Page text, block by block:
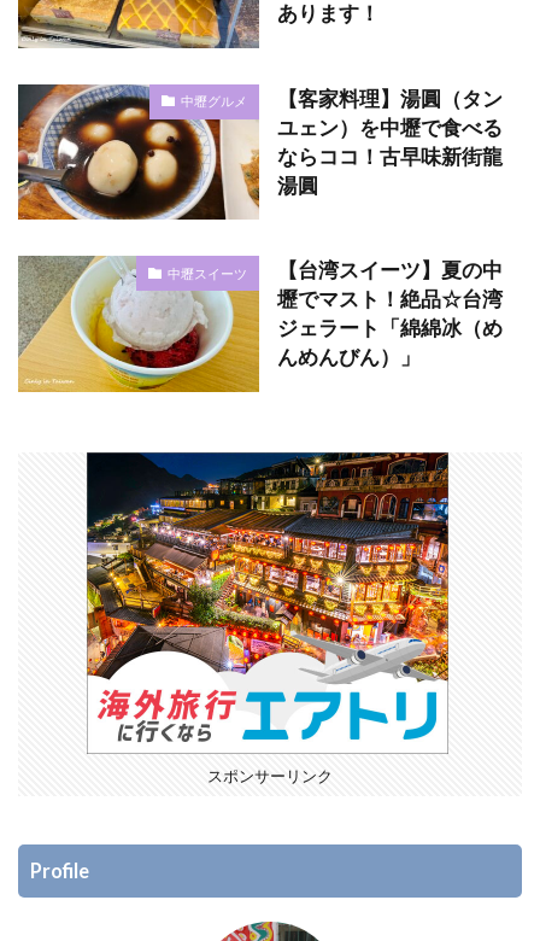
あります！
中壢グルメ
【客家料理】湯圓（タン
ユェン）を中壢で食べる
ならココ！古早味新街龍
湯圓
中壢スイーツ
【台湾スイーツ】夏の中
壢でマスト！絶品☆台湾
ジェラート「綿綿冰（め
んめんびん）」
スポンサーリンク
Profile